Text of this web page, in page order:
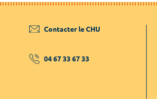
Contacter le CHU
04 67 33 67 33